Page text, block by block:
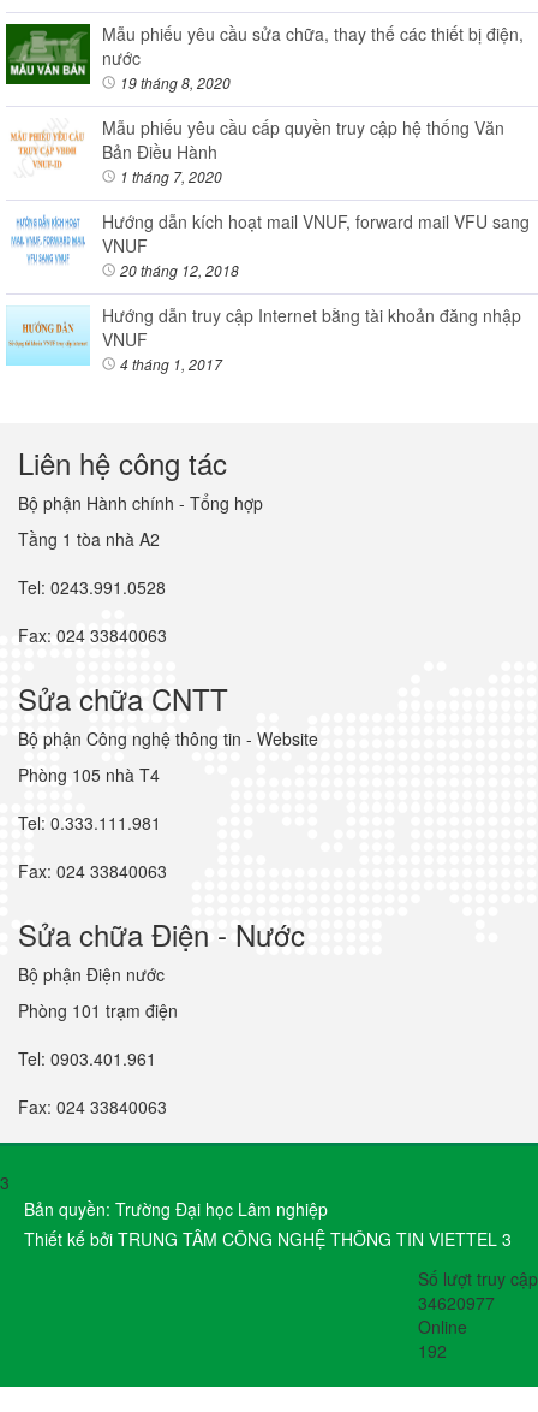
Mẫu phiếu yêu cầu sửa chữa, thay thế các thiết bị điện,
nước
19 tháng 8, 2020
Mẫu phiếu yêu cầu cấp quyền truy cập hệ thống Văn
Bản Điều Hành
1 tháng 7, 2020
Hướng dẫn kích hoạt mail VNUF, forward mail VFU sang
VNUF
20 tháng 12, 2018
Hướng dẫn truy cập Internet bằng tài khoản đăng nhập
VNUF
4 tháng 1, 2017
Liên hệ công tác
Bộ phận Hành chính - Tổng hợp
Tầng 1 tòa nhà A2
Tel: 0243.991.0528
Fax: 024 33840063
Sửa chữa CNTT
Bộ phận Công nghệ thông tin - Website
Phòng 105 nhà T4
Tel: 0.333.111.981
Fax: 024 33840063
Sửa chữa Điện - Nước
Bộ phận Điện nước
Phòng 101 trạm điện
Tel: 0903.401.961
Fax: 024 33840063
3
Bản quyền: Trường Đại học Lâm nghiệp
Thiết kế bởi TRUNG TÂM CÔNG NGHỆ THÔNG TIN VIETTEL 3
Số lượt truy cập
34620977
Online
192